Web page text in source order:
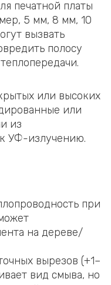
печатной платы
5 мм, 8 мм, 10
вызвать
полосу
или высоких
или
из
УФ-излучению.
при
на дереве/
вырезов (+1–
вид смыва, но